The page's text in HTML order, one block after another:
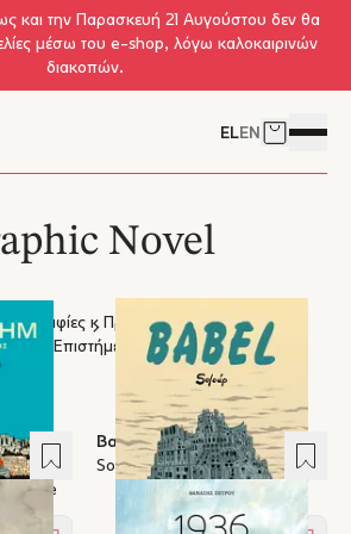
και την Παρασκευή 21 Αυγούστου δεν θα
μέσω του e-shop, λόγω καλοκαιρινών
διακοπών.
ELEN Δείτε το
Novel
Βιογραφίες & Προσωπικές Μαρτυρίες
Επιστήμες
Δοκίμιο & Σκέψη
Προσθέστε στα Αγαπημένα
μιας
Babel
Soloúp